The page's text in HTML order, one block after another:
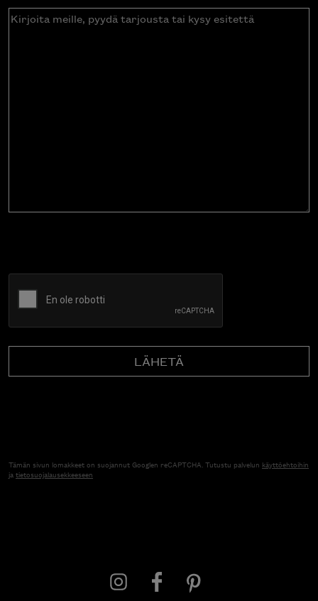
Kirjoita
Tämän sivun lomakkeet on suojannut Googlen reCAPTCHA. Tutustu palvelun käyttöehtoihin
jatietosuojalausekkeeseen